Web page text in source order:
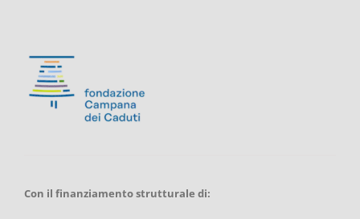
Con il finanziamento strutturale di: